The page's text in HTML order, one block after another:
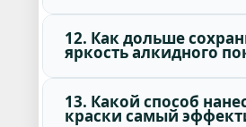
12. Как дольше
яркость алкидного
13. Какой способ
краски самый